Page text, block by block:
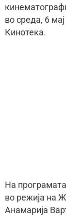
во среда, 6
Кинотека.
На
во режија на
Анамарија